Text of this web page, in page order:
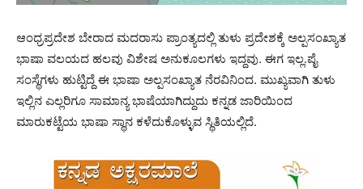
ಆಂಧ್ರಪ್ರದೇಶ ಬೇರಾದ ಮದರಾಸು ಪ್ರಾಂತ್ಯದಲ್ಲಿ ತುಳು ಪ್ರದೇಶಕ್ಕೆ ಅಲ್ಪಸಂಖ್ಯಾತ
ಭಾಷಾ ವಲಯದ ಹಲವು ವಿಶೇಷ ಅನುಕೂಲಗಳು ಇದ್ದವು. ಈಗ ಇಲ್ಲ.ಪೈ
ಸಂಸ್ಥೆಗಳು ಹುಟ್ಟಿದ್ದೆ ಈ ಭಾಷಾ ಅಲ್ಪಸಂಖ್ಯಾತ ನೆರವಿನಿಂದ. ಮುಖ್ಯವಾಗಿ ತುಳು
ಇಲ್ಲಿನ ಎಲ್ಲರಿಗೂ ಸಾಮಾನ್ಯ ಭಾಷೆಯಾಗಿದ್ದುದು ಕನ್ನಡ ಜಾರಿಯಿಂದ
ಮಾರುಕಟ್ಟೆಯ ಭಾಷಾ ಸ್ಥಾನ ಕಳೆದುಕೊಳ್ಳುವ ಸ್ಥಿತಿಯಲ್ಲಿದೆ.